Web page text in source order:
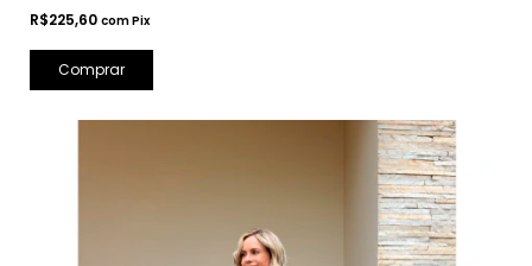
R$225,60 comPix
Comprar